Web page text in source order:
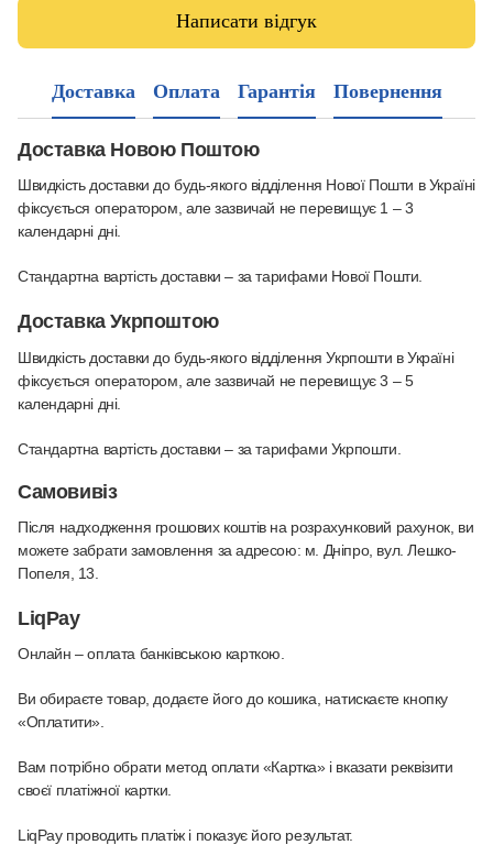
Написати відгук
Доставка Оплата Гарантія Повернення
Доставка Новою Поштою
Швидкість доставки до будь-якого відділення Нової Пошти в Україні
фіксується оператором, але зазвичай не перевищує 1 – 3
календарні дні.
Стандартна вартість доставки – за тарифами Нової Пошти.
Доставка Укрпоштою
Швидкість доставки до будь-якого відділення Укрпошти в Україні
фіксується оператором, але зазвичай не перевищує 3 – 5
календарні дні.
Стандартна вартість доставки – за тарифами Укрпошти.
Самовивіз
Після надходження грошових коштів на розрахунковий рахунок, ви
можете забрати замовлення за адресою: м. Дніпро, вул. Лешко-
Попеля, 13.
LiqPay
Онлайн – оплата банківською карткою
Ви обираєте товар, додаєте його до кошика, натискаєте кнопку
«Оплатити».
Вам потрібно обрати метод оплати «Картка» і вказати реквізити
своєї платіжної картки.
LiqPay проводить платіж і показує його результат.